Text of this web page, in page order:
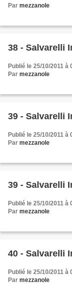
Par mezzanole
38 - Salvarelli
Publié le 25/10/2011 à
Par mezzanole
39 - Salvarelli
Publié le 25/10/2011 à
Par mezzanole
39 - Salvarelli
Publié le 25/10/2011 à
Par mezzanole
40 - Salvarelli
Publié le 25/10/2011 à
Par mezzanole